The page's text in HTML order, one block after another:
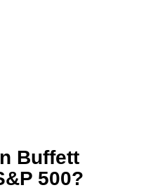
Buffett
500?